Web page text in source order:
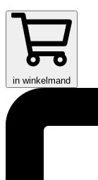
in winkelmand